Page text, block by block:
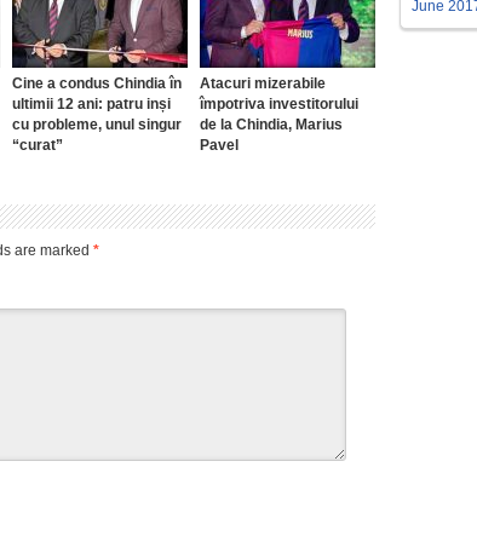
Cine a condus Chindia în
ultimii 12 ani: patru inși
cu probleme, unul singur
“curat”
Atacuri mizerabile
împotriva investitorului
de la Chindia, Marius
Pavel
are marked *
June